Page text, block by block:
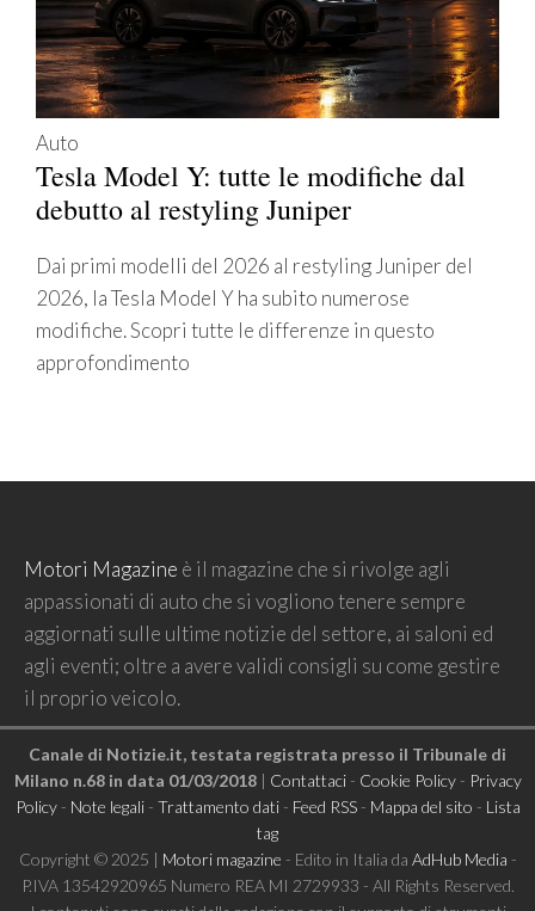
Auto
Tesla Model Y: tutte le modifiche dal
debutto al restyling Juniper
Dai primi modelli del 2026 al restyling Juniper del
2026, la Tesla Model Y ha subito numerose
modifiche. Scopri tutte le differenze in questo
approfondimento
Motori Magazine è il magazine che si rivolge agli
appassionati di auto che si vogliono tenere sempre
aggiornati sulle ultime notizie del settore, ai saloni ed
agli eventi; oltre a avere validi consigli su come gestire
il proprio veicolo.
Canale di Notizie.it, testata registrata presso il Tribunale di
Milano n.68 in data 01/03/2018| Contattaci- Cookie Policy- Privacy
Policy- Note legali- Trattamento dati- Feed RSS- Mappa del sito - Lista
tag
Copyright © 2025 | Motori magazine - Edito in Italia da AdHub Media -
P.IVA 13542920965 Numero REA MI 2729933 - All Rights Reserved.